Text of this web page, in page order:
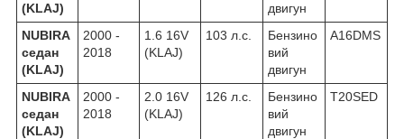
(KLAJ)
двигун
NUBIRA
седан
(KLAJ)
2000 -
2018
1.6 16V
(KLAJ)
103 л.с.
Бензино
вий
двигун
A16DMS
NUBIRA
седан
(KLAJ)
2000 -
2018
2.0 16V
(KLAJ)
126 л.с.
Бензино
вий
двигун
T20SED